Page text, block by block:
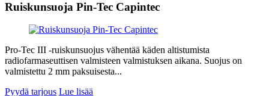
Ruiskunsuoja Pin-Tec Capintec
Pro-Tec III -ruiskunsuojus vähentää käden altistumista
radiofarmaseuttisen valmisteen valmistuksen aikana. Suojus on
valmistettu 2 mm paksuisesta...
Pyydä tarjous Lue lisää